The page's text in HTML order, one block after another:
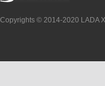
Copyrights © 2014-2020 LADA